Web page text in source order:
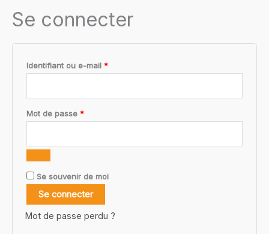
Se connecter
Identifiant ou e-mail *Obligatoire
Mot de passe *Obligatoire
Se souvenir de moi
Se connecter
Mot de passe perdu ?